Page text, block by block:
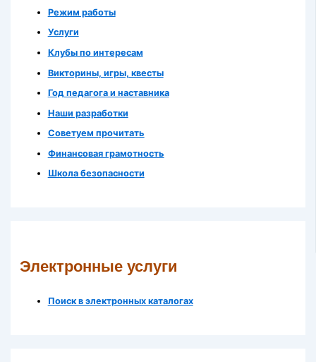
Режим работы
Услуги
Клубы по интересам
Викторины, игры, квесты
Год педагога и наставника
Наши разработки
Советуем прочитать
Финансовая грамотность
Школа безопасности
Электронные услуги
Поиск в электронных каталогах